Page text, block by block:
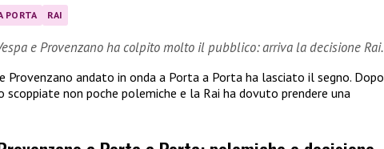
PORTA RAI
e Provenzano ha colpito molto il pubblico: arriva la decisione Rai.
Provenzano andato in onda a Porta a Porta ha lasciato il segno. Dopo
scoppiate non poche polemiche e la Rai ha dovuto prendere una